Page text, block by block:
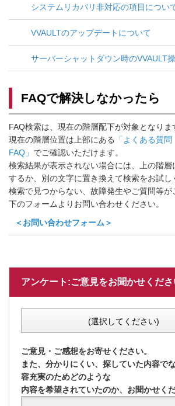
システムリカバリ非対応の項目につい
VVAULTのアップデートについて
サーバーシャットダウン時のVVAULT
FAQで解決しなかったら
FAQ検索は、現在の階層配下が対象となりま
現在の階層位置は上部にある
「よくある質
FAQ」 でご確認いただけます。
検索結果が表示されない場合には、上の階
するか、別の文字に置き換えて検索をお試し
検索で見つからない、故障発生やご質問等が
下のフォームよりお問い合わせください。
＜お問い合わせフォーム＞
アンケート:ご意見をお聞かせくださ
(選択してください)
ご意見・ご感想をお寄せください。
また、分かりにくい、探していた内容で
容充実のためどのような
内容を希望されていたのか、お聞かせくだ